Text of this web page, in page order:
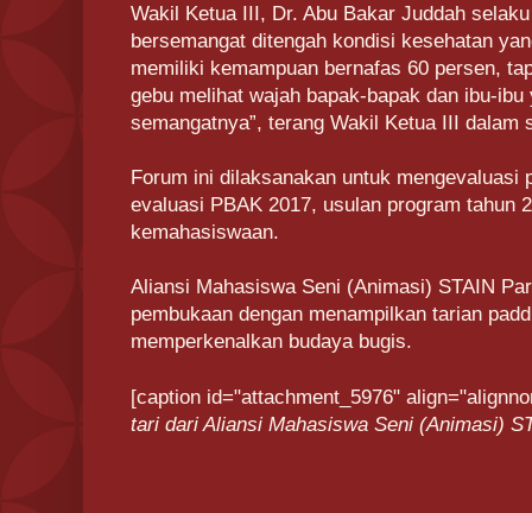
Wakil Ketua III, Dr. Abu Bakar Juddah
bersemangat ditengah kondisi kesehatan
memiliki kemampuan bernafas 60 persen,
gebu melihat wajah bapak-bapak dan ibu-
semangatnya”, terang Wakil Ketua III dalam
Forum ini dilaksanakan untuk
evaluasi PBAK 2017, usulan program tahun
kemahasiswaan.
Aliansi Mahasiswa Seni (Animasi) STAIN
pembukaan dengan menampilkan tarian
memperkenalkan budaya bugis.
[caption id="attachment_5976"
tari dari Aliansi Mahasiswa Seni (Animasi)